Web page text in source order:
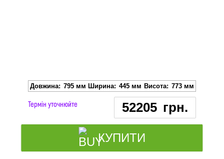
Довжина: 795 мм Ширина: 445 мм Висота: 773 мм
52205 грн.
Термін уточнюйте
КУПИТИ